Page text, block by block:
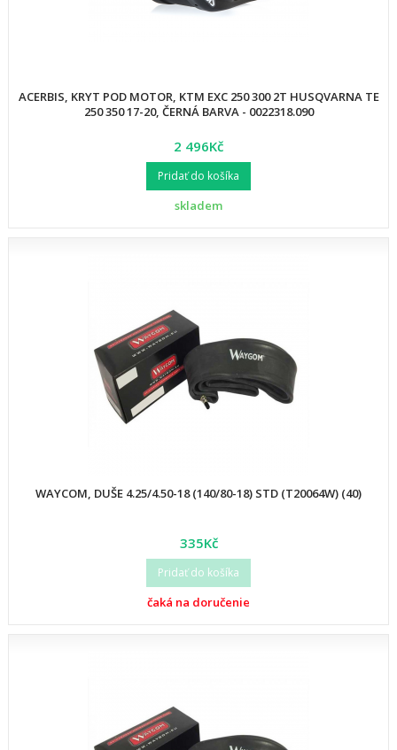
ACERBIS, KRYT POD MOTOR, KTM EXC 250 300 2T HUSQVARNA TE
250 350 17-20, ČERNÁ BARVA - 0022318.090
2 496Kč
Pridať do košíka
skladem
WAYCOM, DUŠE 4.25/4.50-18 (140/80-18) STD (T20064W) (40)
335Kč
Pridať do košíka
čaká na doručenie